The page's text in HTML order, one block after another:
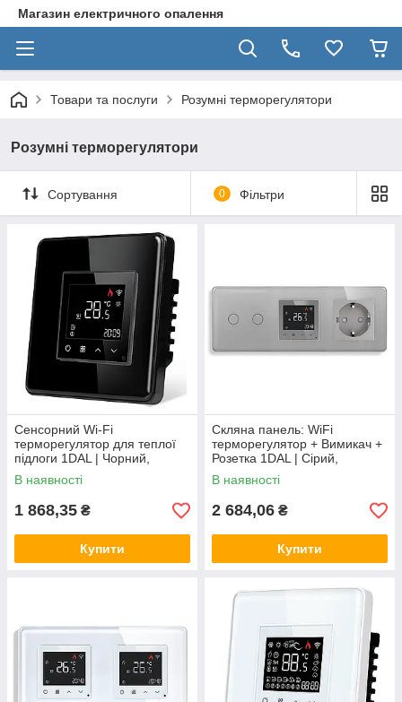
Магазин електричного опалення
Товари та послуги Розумні терморегулятори
Розумні терморегулятори
Сортування 0 Фільтри
Сенсорний Wi-Fi
терморегулятор для теплої
підлоги 1DAL | Чорний,
Скляна рамка (G86D-
TR.WF.BL)
В наявності
1 868,35 ₴
Купити
Скляна панель: WiFi
терморегулятор + Вимикач +
Розетка 1DAL | Сірий,
(G228D-SW2G-TR.WF-
ST.GR)
В наявності
2 684,06 ₴
Купити